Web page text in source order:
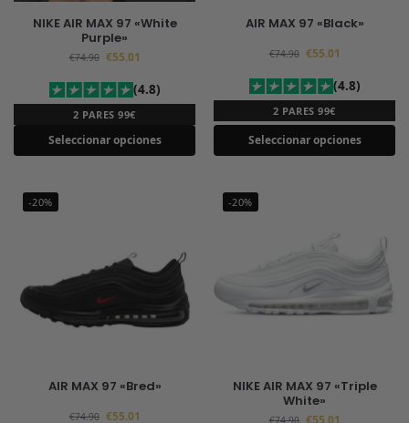
NIKE AIR MAX 97 «White
Purple»
€74.90 €55.01
(4.8)
2 PARES 99€
Seleccionar opciones
AIR MAX 97 «Black»
€74.90 €55.01
(4.8)
2 PARES 99€
Seleccionar opciones
-20%
AIR MAX 97 «Bred»
€74.90 €55.01
-20%
NIKE AIR MAX 97 «Triple
White»
€74.90 €55.01